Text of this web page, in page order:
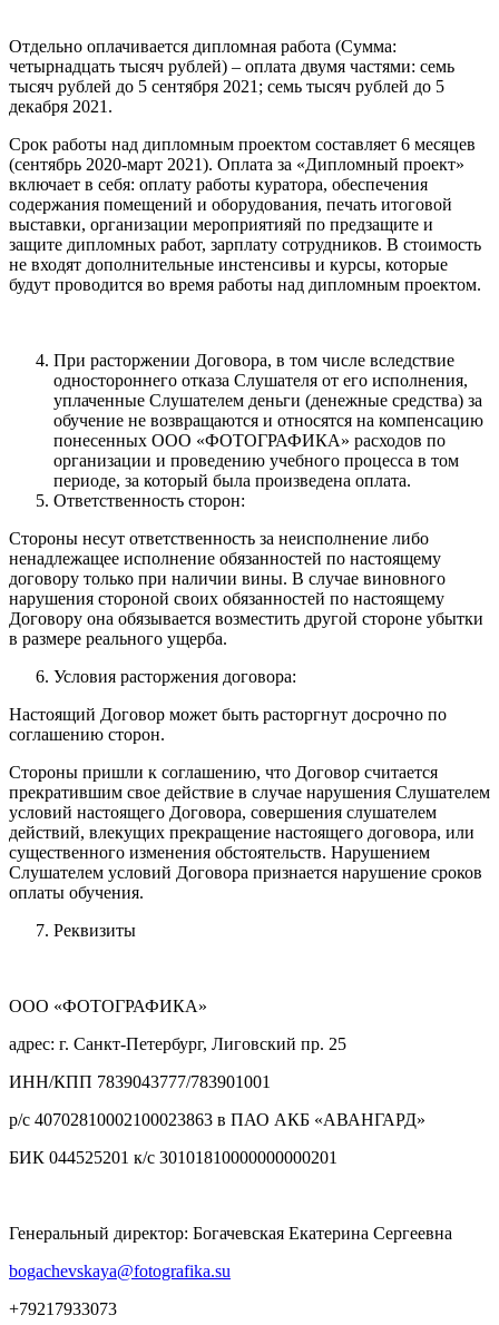
Отдельно оплачивается дипломная работа (Сумма:
четырнадцать тысяч рублей) – оплата двумя частями: семь
тысяч рублей до 5 сентября 2021; семь тысяч рублей до 5
декабря 2021.
Срок работы над дипломным проектом составляет 6 месяцев
(сентябрь 2020-март 2021). Оплата за «Дипломный проект»
включает в себя: оплату работы куратора, обеспечения
содержания помещений и оборудования, печать итоговой
выставки, организации мероприятияй по предзащите и
защите дипломных работ, зарплату сотрудников. В стоимость
не входят дополнительные инстенсивы и курсы, которые
будут проводится во время работы над дипломным проектом.
При расторжении Договора, в том числе вследствие
одностороннего отказа Слушателя от его исполнения,
уплаченные Слушателем деньги (денежные средства) за
обучение не возвращаются и относятся на компенсацию
понесенных ООО «ФОТОГРАФИКА» расходов по
организации и проведению учебного процесса в том
периоде, за который была произведена оплата.
Ответственность сторон:
Стороны несут ответственность за неисполнение либо
ненадлежащее исполнение обязанностей по настоящему
договору только при наличии вины. В случае виновного
нарушения стороной своих обязанностей по настоящему
Договору она обязывается возместить другой стороне убытки
в размере реального ущерба.
Условия расторжения договора:
Настоящий Договор может быть расторгнут досрочно по
соглашению сторон.
Стороны пришли к соглашению, что Договор считается
прекратившим свое действие в случае нарушения Слушателем
условий настоящего Договора, совершения слушателем
действий, влекущих прекращение настоящего договора, или
существенного изменения обстоятельств. Нарушением
Слушателем условий Договора признается нарушение сроков
оплаты обучения.
Реквизиты
ООО «ФОТОГРАФИКА»
адрес: г. Санкт-Петербург, Лиговский пр. 25
ИНН/КПП 7839043777/783901001
р/с 40702810002100023863 в ПАО АКБ «АВАНГАРД»
БИК 044525201 к/с 30101810000000000201
Генеральный директор: Богачевская Екатерина Сергеевна
bogachevskaya@fotografika.su
+79217933073